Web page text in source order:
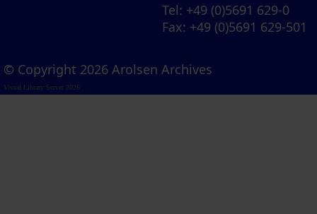
Tel: +49 (0)5691 629-0
Fax: +49 (0)5691 629-501
© Copyright 2026 Arolsen Archives
Visual Library Server 2026